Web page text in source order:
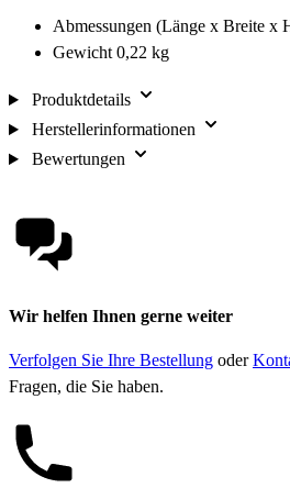
Abmessungen (Länge x Breite x
Gewicht 0,22 kg
Produktdetails
Herstellerinformationen
Bewertungen
Wir helfen Ihnen gerne weiter
Verfolgen Sie Ihre Bestellung oder
Fragen, die Sie haben.